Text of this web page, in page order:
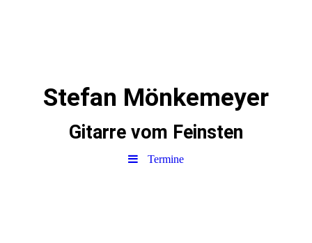
Stefan Mönkemeyer
Gitarre vom Feinsten
Termine